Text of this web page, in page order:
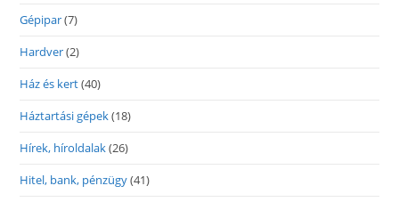
Gépipar(7)
Hardver(2)
Ház és kert(40)
Háztartási gépek(18)
Hírek, híroldalak(26)
Hitel, bank, pénzügy(41)